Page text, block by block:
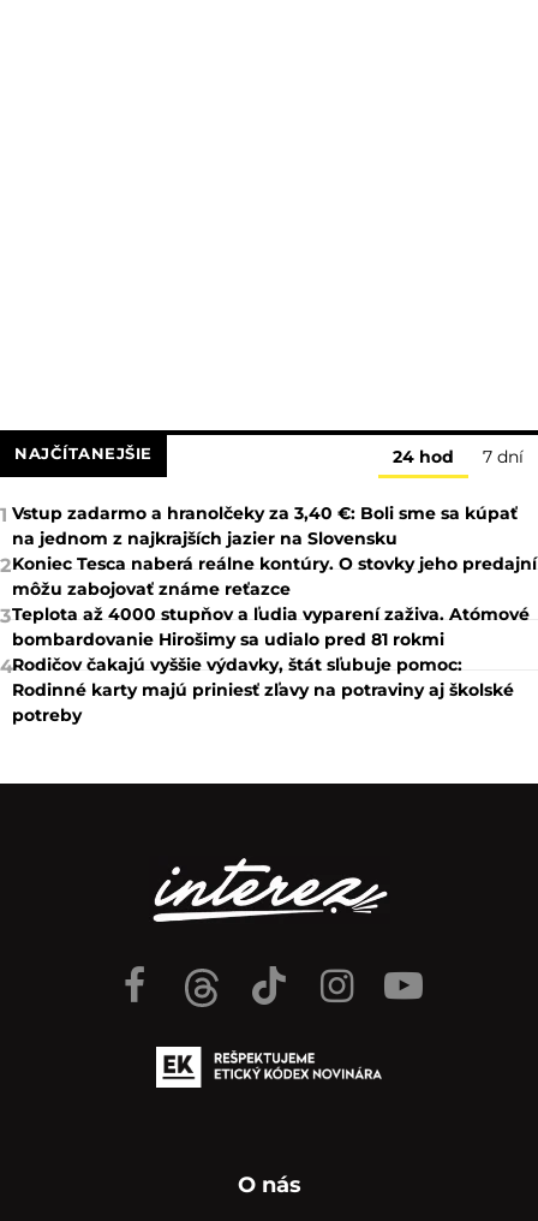
NAJČÍTANEJŠIE 24 hod 7 dní
1 Vstup zadarmo a hranolčeky za 3,40 €: Boli sme sa kúpať
na jednom z najkrajších jazier na Slovensku
2Koniec Tesca naberá reálne kontúry. O stovky jeho predajní
môžu zabojovať známe reťazce
3Teplota až 4000 stupňov a ľudia vyparení zaživa. Atómové
bombardovanie Hirošimy sa udialo pred 81 rokmi
4Rodičov čakajú vyššie výdavky, štát sľubuje pomoc:
Rodinné karty majú priniesť zľavy na potraviny aj školské
potreby
O nás